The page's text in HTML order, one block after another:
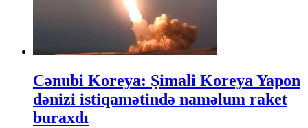
Cənubi Koreya: Şimali Koreya Yapon
dənizi istiqamətində naməlum raket
buraxdı